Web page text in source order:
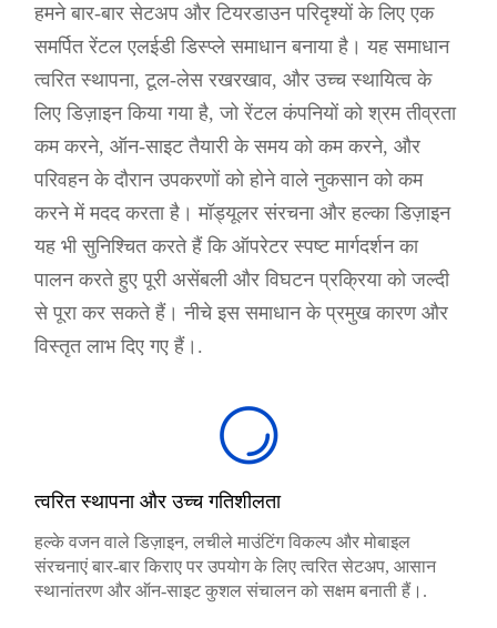
हमने बार-बार सेटअप और टियरडाउन परिदृश्यों के लिए एक
समर्पित रेंटल एलईडी डिस्प्ले समाधान बनाया है। यह समाधान
त्वरित स्थापना, टूल-लेस रखरखाव, और उच्च स्थायित्व के
लिए डिज़ाइन किया गया है, जो रेंटल कंपनियों को श्रम तीव्रता
कम करने, ऑन-साइट तैयारी के समय को कम करने, और
परिवहन के दौरान उपकरणों को होने वाले नुकसान को कम
करने में मदद करता है। मॉड्यूलर संरचना और हल्का डिज़ाइन
यह भी सुनिश्चित करते हैं कि ऑपरेटर स्पष्ट मार्गदर्शन का
पालन करते हुए पूरी असेंबली और विघटन प्रक्रिया को जल्दी
से पूरा कर सकते हैं। नीचे इस समाधान के प्रमुख कारण और
विस्तृत लाभ दिए गए हैं।.
त्वरित स्थापना और उच्च गतिशीलता
हल्के वजन वाले डिज़ाइन, लचीले माउंटिंग विकल्प और मोबाइल
संरचनाएं बार-बार किराए पर उपयोग के लिए त्वरित सेटअप, आसान
स्थानांतरण और ऑन-साइट कुशल संचालन को सक्षम बनाती हैं।.